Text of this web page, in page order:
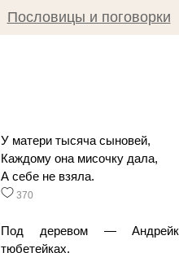
Пословицы и поговорки
У матери тысяча сыновей,
Каждому она мисочку дала,
А себе не взяла.
370
Под деревом —
тюбетейках.